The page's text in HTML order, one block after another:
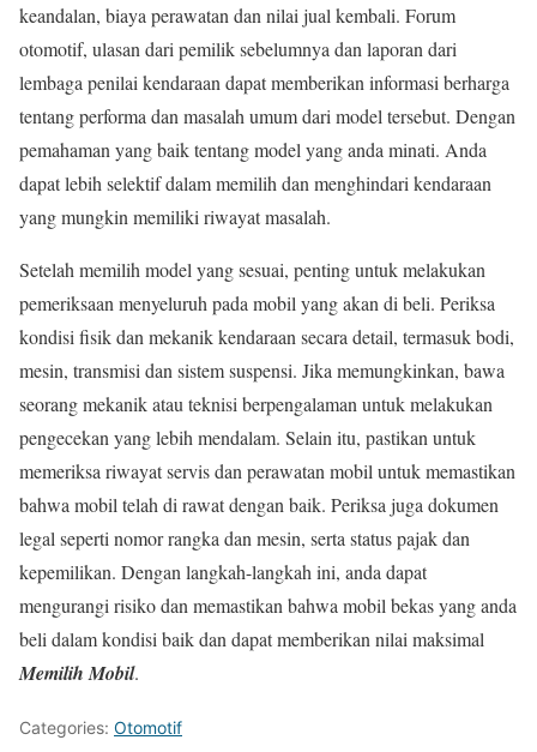
keandalan, biaya perawatan dan nilai jual kembali. Forum
otomotif, ulasan dari pemilik sebelumnya dan laporan dari
lembaga penilai kendaraan dapat memberikan informasi berharga
tentang performa dan masalah umum dari model tersebut. Dengan
pemahaman yang baik tentang model yang anda minati. Anda
dapat lebih selektif dalam memilih dan menghindari kendaraan
yang mungkin memiliki riwayat masalah.
Setelah memilih model yang sesuai, penting untuk melakukan
pemeriksaan menyeluruh pada mobil yang akan di beli. Periksa
kondisi fisik dan mekanik kendaraan secara detail, termasuk bodi,
mesin, transmisi dan sistem suspensi. Jika memungkinkan, bawa
seorang mekanik atau teknisi berpengalaman untuk melakukan
pengecekan yang lebih mendalam. Selain itu, pastikan untuk
memeriksa riwayat servis dan perawatan mobil untuk memastikan
bahwa mobil telah di rawat dengan baik. Periksa juga dokumen
legal seperti nomor rangka dan mesin, serta status pajak dan
kepemilikan. Dengan langkah-langkah ini, anda dapat
mengurangi risiko dan memastikan bahwa mobil bekas yang anda
beli dalam kondisi baik dan dapat memberikan nilai maksimal
Memilih Mobil.
Categories: Otomotif